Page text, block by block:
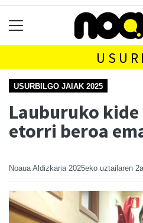
USURBILGO JAIAK 2025
Lauburuko
etorri beroa
Noaua Aldizkaria 2025eko uztailaren 2a